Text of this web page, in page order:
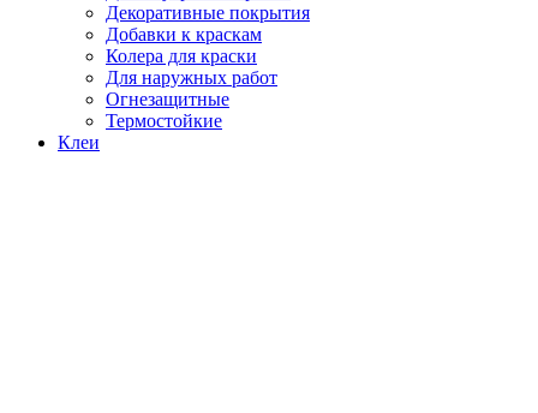
Декоративные покрытия
Добавки к краскам
Колера для краски
Для наружных работ
Огнезащитные
Термостойкие
Клеи